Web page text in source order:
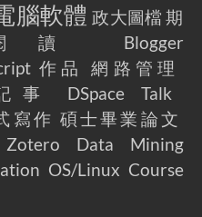
腦軟體 政大圖檔 期
讀
Blogger
作品
網路管理
事 DSpace
Talk
寫作 碩士畢業論文
Zotero
Data Mining
OS/Linux Course